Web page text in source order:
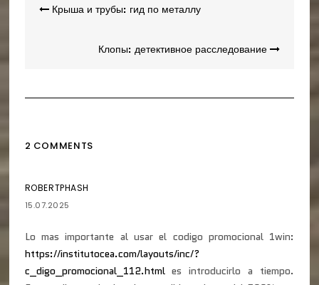
Навигация
Крыша и трубы: гид по металлу
Клопы: детективное расследование
2 COMMENTS
ROBERTPHASH
15.07.2025
Lo mas importante al usar el codigo promocional 1win:
https://institutocea.com/layouts/inc/?
c_digo_promocional_112.htmles introducirlo a tiempo.